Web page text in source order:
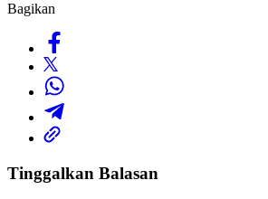
Bagikan
Tinggalkan Balasan